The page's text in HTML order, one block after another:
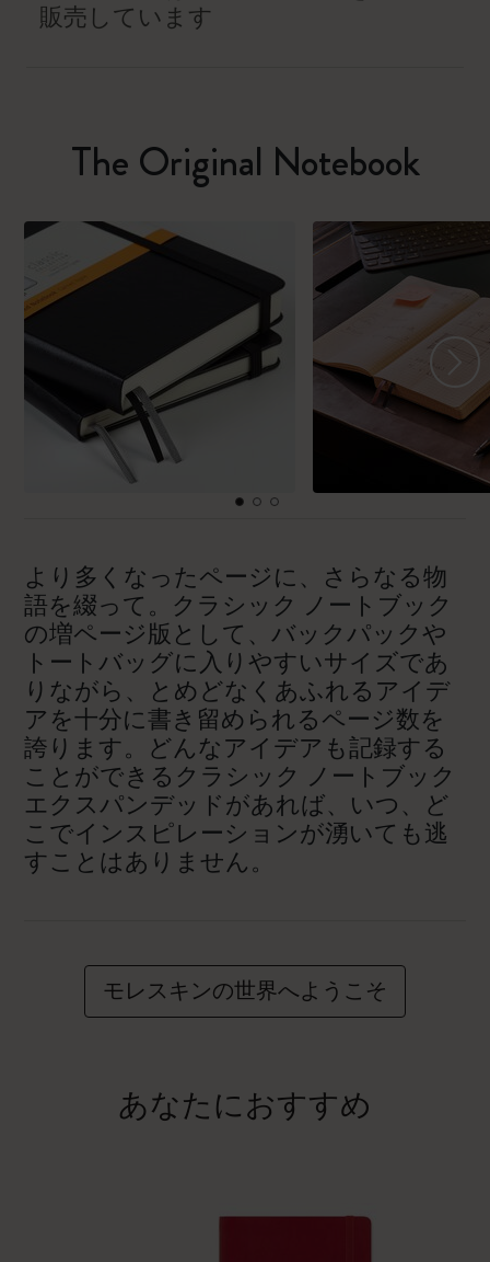
販売しています
The Original Notebook
より多くなったページに、さらなる物
語を綴って。クラシック ノートブック
の増ページ版として、バックパックや
トートバッグに入りやすいサイズであ
りながら、とめどなくあふれるアイデ
アを十分に書き留められるページ数を
誇ります。どんなアイデアも記録する
ことができるクラシック ノートブック
エクスパンデッドがあれば、いつ、ど
こでインスピレーションが湧いても逃
すことはありません。
モレスキンの世界へようこそ
あなたにおすすめ